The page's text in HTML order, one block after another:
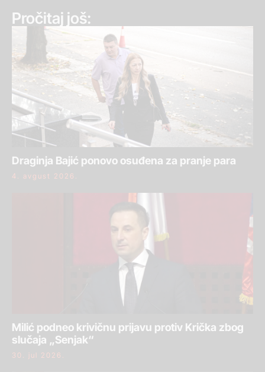
Pročitaj još:
Draginja Bajić ponovo osuđena za pranje para
4. avgust 2026.
Milić podneo krivičnu prijavu protiv Krička zbog
slučaja „Senjak“
30. jul 2026.